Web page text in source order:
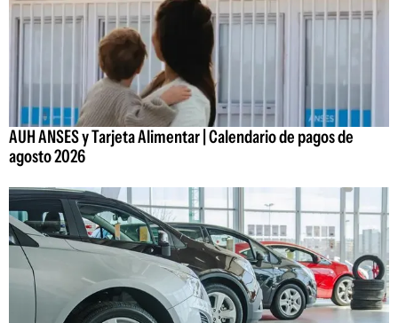
AUH ANSES y Tarjeta Alimentar | Calendario de pagos de
agosto 2026